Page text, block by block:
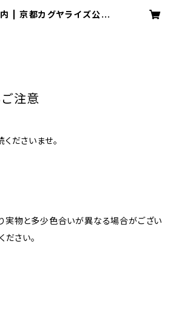
| 京都カグヤライズ公式
注意
ださいませ。
実物と多少色合いが異なる場合がござい
ださい。